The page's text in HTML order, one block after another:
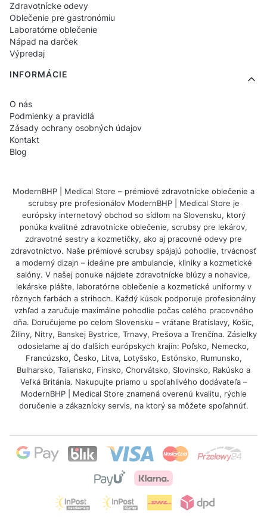
Ak hľadáte ľahkú, opakovane použiteľnú a
praktickú tašku do práce, bavlnené tašky
určené pre zdravotníkov budú ideálnou
voľbou na každú službu a vyučovanie.
FAQ
1. Sú bavlnené tašky vhodné na prenášanie
zdravotníckeho oblečenia?
mikinu, nohavice, plášť alebo prezuvky.
2. Môžu sa tašky prať?
Áno, bavlnené tašky sú vhodné na pravidelné
pranie, vďaka čomu je ľahké udržiavať
hygienu.
3. Sú tašky s medicínskymi potlačami
trvanlivé?
Áno, potlače sú vykonávané trvanlivými
technikami, odolnými voči oderu a praniu.
4. Je bavlnená taška lepšia ako plastová
igelitka?
opakovane použiteľná, a pritom praktickejšia
v zdravotníckom prostredí.
5. Pre koho sú určené zdravotnícke tašky?
Pre lekárov, zdravotné sestry, záchranárov,
Zdravotnícke odevy
Oblečenie pre gastronómiu
Laboratórne oblečenie
Nápad na darček
Výpredaj
INFORMÁCIE
O nás
Podmienky a pravidlá
Zásady ochrany osobných údajov
Kontakt
Blog
ModernBHP | Medical Store – prémiové zdravotnícke oblečenie a
scrubsy pre profesionálov ModernBHP | Medical Store je
európsky internetový obchod so sídlom na Slovensku, ktorý
ponúka kvalitné zdravotnícke oblečenie, scrubsy pre lekárov,
zdravotné sestry a kozmetičky, ako aj pracovné odevy pre
zdravotníctvo. Naše prémiové scrubsy spájajú pohodlie, trvácnosť
a moderný dizajn – ideálne pre ambulancie, kliniky a kozmetické
salóny. V našej ponuke nájdete zdravotnícke blúzy a nohavice,
lekárske plášte, laboratórne oblečenie a kozmetické uniformy v
rôznych farbách a strihoch. Každý kúsok podporuje profesionálny
vzhľad a zaručuje maximálne pohodlie počas celého pracovného
dňa. Doručujeme po celom Slovensku – vrátane Bratislavy, Košíc,
Žiliny, Nitry, Banskej Bystrice, Trnavy, Prešova a Trenčína. Zásielky
odosielame aj do ďalších európskych krajín: Poľsko, Nemecko,
Francúzsko, Česko, Litva, Lotyšsko, Estónsko, Rumunsko,
Bulharsko, Taliansko, Fínsko, Chorvátsko, Slovinsko, Rakúsko a
Veľká Británia. Nakupujte priamo u spoľahlivého dodávateľa –
ModernBHP | Medical Store znamená overenú kvalitu, rýchle
doručenie a zákaznícky servis, na ktorý sa môžete spoľahnúť.